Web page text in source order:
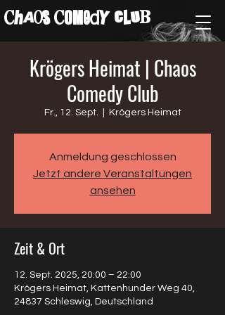
ChAos COMedY cLuB
Krögers Heimat | Chaos
Comedy Club
Fr., 12. Sept. Krögers Heimat
Anmeldung geschlossen
Jetzt andere Veranstaltungen
ansehen
Zeit & Ort
12. Sept. 2025, 20:00 – 22:00
Krögers Heimat, Kattenhunder Weg 40,
24837 Schleswig, Deutschland